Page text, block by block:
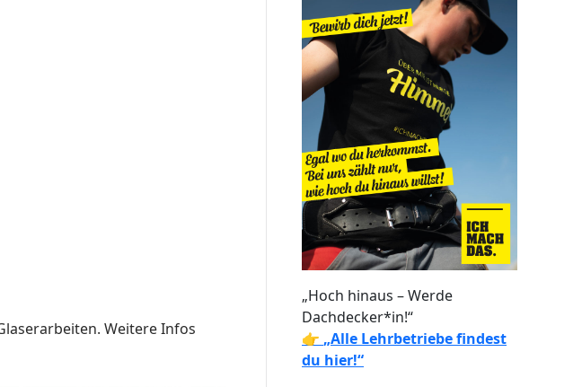
Weitere Infos
„Hoch hinaus – Werde
Dachdecker*in!“
👉 „Alle Lehrbetriebe findest
du hier!“